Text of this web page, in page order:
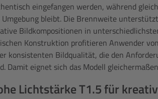
eingefangen werden, während
Umgebung bleibt. Die Brennweite
Bildkompositionen in
Konstruktion profitieren Anwender
konsistenten Bildqualität, die den
Damit eignet sich das Modell
Lichtstärke T1.5 für